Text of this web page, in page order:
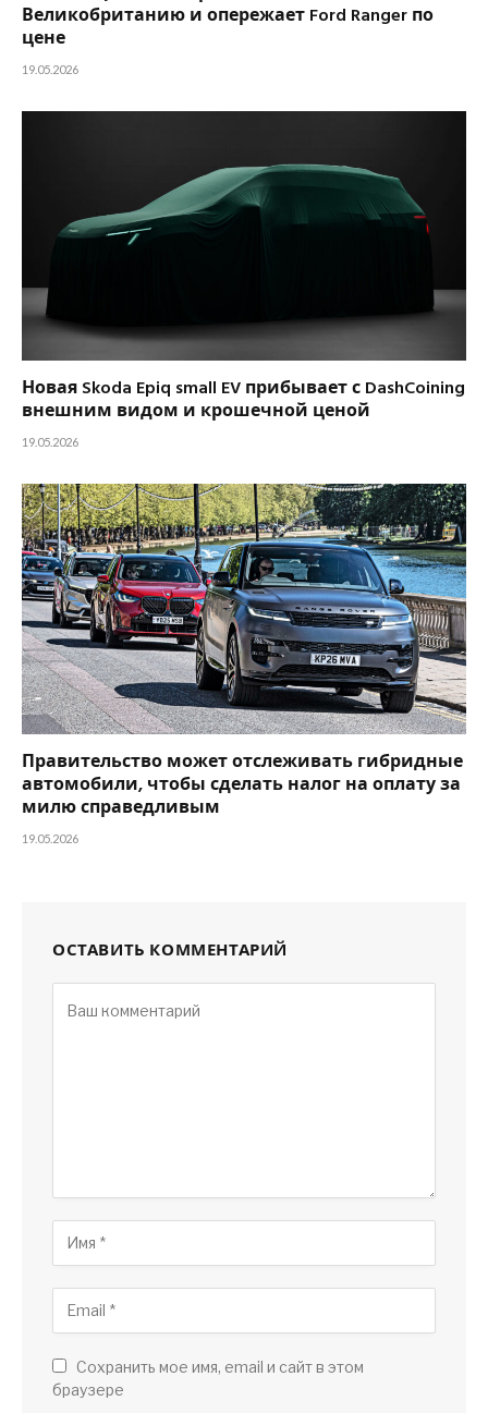
Великобританию и опережает Ford Ranger по
цене
19.05.2026
Новая Skoda Epiq small EV прибывает с DashCoining
внешним видом и крошечной ценой
19.05.2026
Правительство может отслеживать гибридные
автомобили, чтобы сделать налог на оплату за
милю справедливым
19.05.2026
ОСТАВИТЬ КОММЕНТАРИЙ
Сохранить мое имя, email и сайт в этом
браузере